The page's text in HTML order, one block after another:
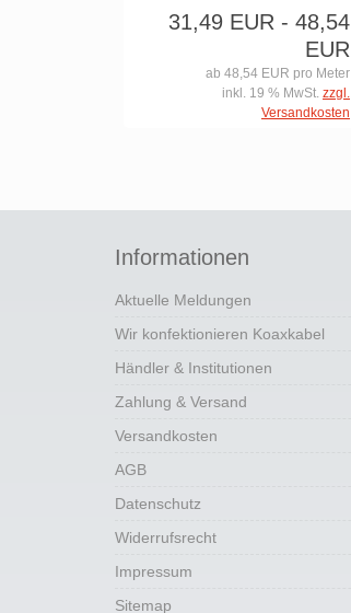
31,49 EUR - 48,54
EUR
ab 48,54 EUR pro Meter
inkl. 19 % MwSt. zzgl.
Versandkosten
Informationen
Aktuelle Meldungen
Wir konfektionieren Koaxkabel
Händler & Institutionen
Zahlung & Versand
Versandkosten
AGB
Datenschutz
Widerrufsrecht
Impressum
Sitemap